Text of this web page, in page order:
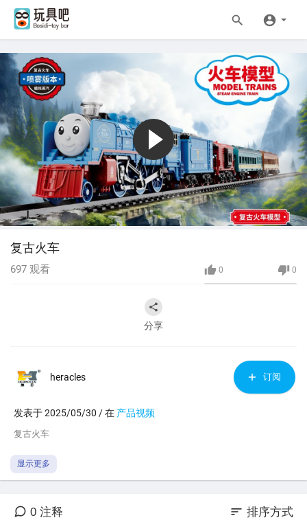
复古火车
0 0
697 观看
分享
heracles 订阅
发表于 2025/05/30 / 在 产品视频
⁣复古火车
显示更多
0 注释 sort 排序方式